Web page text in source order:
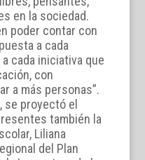
en la sociedad.
poder contar con
a cada
a cada iniciativa que
con
a más personas”.
se proyectó el
también la
Liliana
del Plan